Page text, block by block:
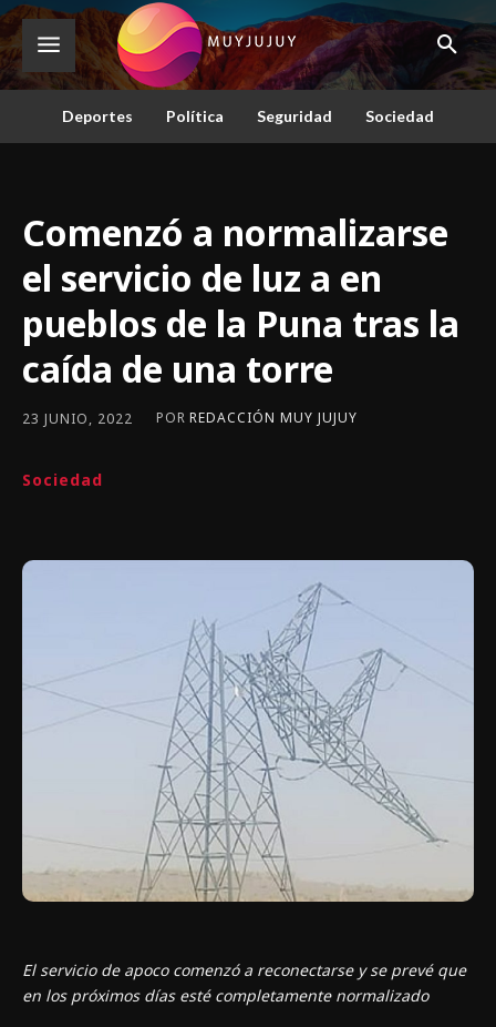
Deportes Política Seguridad Sociedad
Comenzó a normalizarse
el servicio de luz a en
pueblos de la Puna tras la
caída de una torre
23 JUNIO, 2022 POR REDACCIÓN MUY JUJUY
Sociedad
El servicio de apoco comenzó a reconectarse y se prevé que
en los próximos días esté completamente normalizado